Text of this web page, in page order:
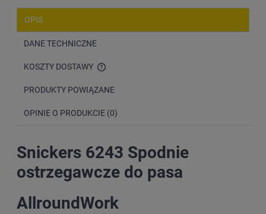
OPIS
DANE TECHNICZNE
KOSZTY DOSTAWY
PRODUKTY POWIĄZANE
OPINIE O PRODUKCIE (0)
Snickers 6243 Spodnie
ostrzegawcze do pasa
AllroundWork